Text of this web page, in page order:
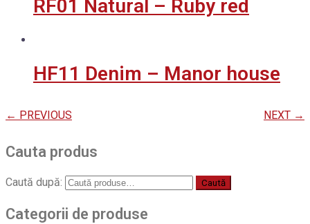
RF01 Natural – Ruby red
HF11 Denim – Manor house
← PREVIOUS NEXT →
Cauta produs
Caută după: Caută
Categorii de produse